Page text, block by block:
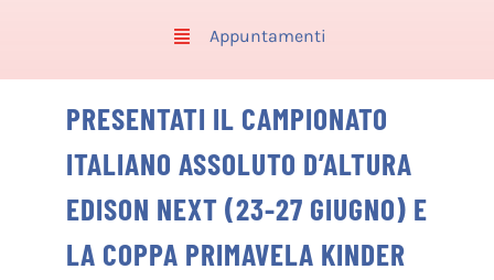
Appuntamenti
PRESENTATI IL CAMPIONATO
ITALIANO ASSOLUTO D’ALTURA
EDISON NEXT (23-27 GIUGNO) E
LA COPPA PRIMAVELA KINDER